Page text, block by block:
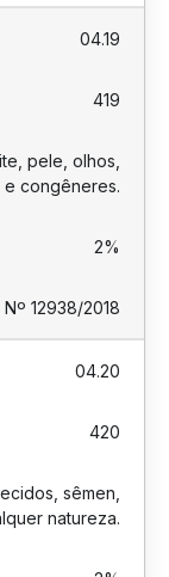
04.19
419
pele, olhos,
e congêneres.
2%
Nº 12938/2018
04.20
420
sêmen,
natureza.